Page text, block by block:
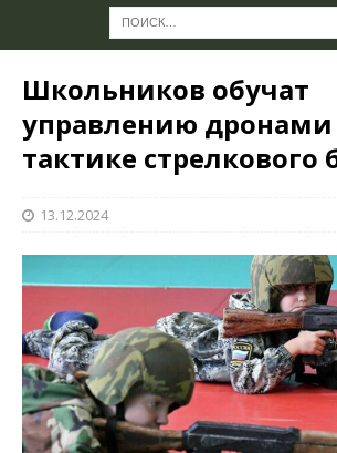
Школьников обучат
управлению
тактике стрелкового
13.12.2024